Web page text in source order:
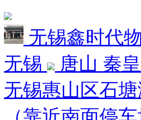
无锡鑫时代
无锡
唐山 秦
无锡惠山区石